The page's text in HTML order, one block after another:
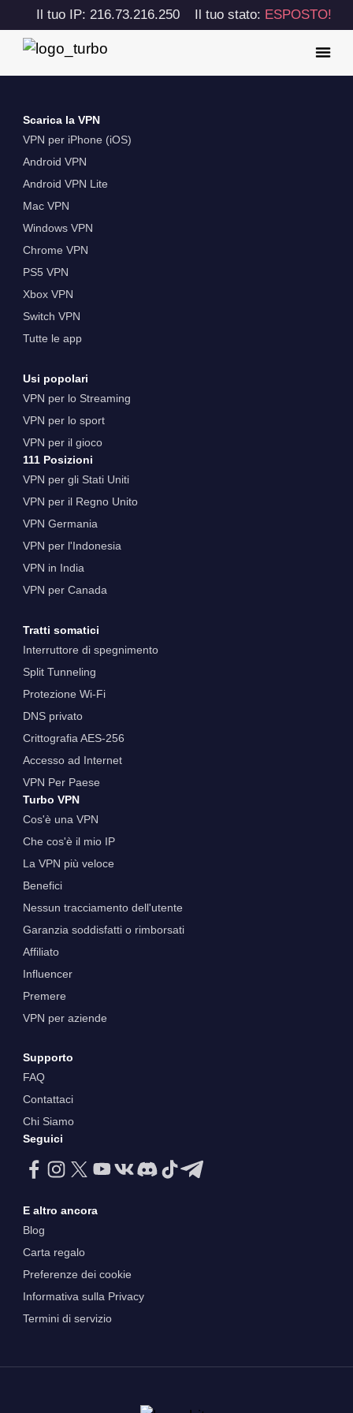
Il tuo IP: 216.73.216.250 Il tuo stato: ESPOSTO!
Scarica la VPN
VPN per iPhone (iOS)
Android VPN
Android VPN Lite
Mac VPN
Windows VPN
Chrome VPN
PS5 VPN
Xbox VPN
Switch VPN
Tutte le app
Usi popolari
VPN per lo Streaming
VPN per lo sport
VPN per il gioco
111 Posizioni
VPN per gli Stati Uniti
VPN per il Regno Unito
VPN Germania
VPN per l'Indonesia
VPN in India
VPN per Canada
Tratti somatici
Interruttore di spegnimento
Split Tunneling
Protezione Wi-Fi
DNS privato
Crittografia AES-256
Accesso ad Internet
VPN Per Paese
Turbo VPN
Cos'è una VPN
Che cos'è il mio IP
La VPN più veloce
Benefici
Nessun tracciamento dell'utente
Garanzia soddisfatti o rimborsati
Affiliato
Influencer
Premere
VPN per aziende
Supporto
FAQ
Contattaci
Chi Siamo
Seguici
E altro ancora
Blog
Carta regalo
Preferenze dei cookie
Informativa sulla Privacy
Termini di servizio